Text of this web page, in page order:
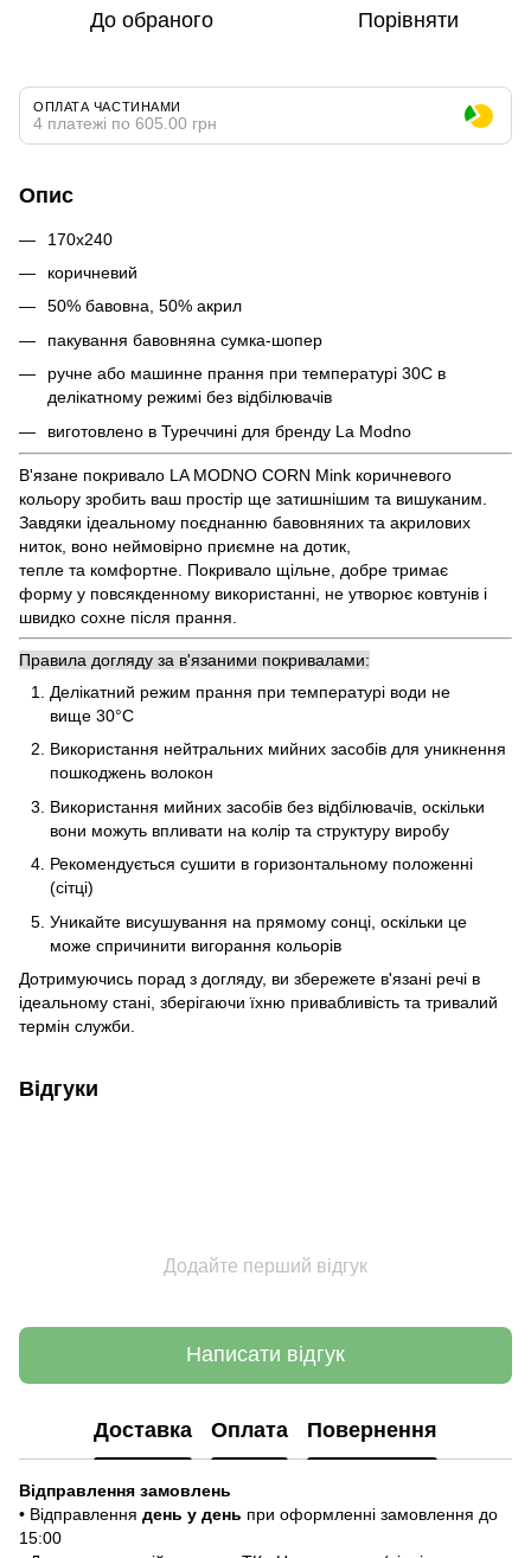
До обраного Порівняти
ОПЛАТА ЧАСТИНАМИ
4 платежі по 605.00 грн
Опис
170х240
коричневий
50% бавовна, 50% акрил
пакування бавовняна сумка-шопер
ручне або машинне прання при температурі 30С в
делікатному режимі без відбілювачів
виготовлено в Туреччині для бренду La Modno
В'язане покривало LA MODNO CORN Mink коричневого
кольору зробить ваш простір ще затишнішим та вишуканим.
Завдяки ідеальному поєднанню бавовняних та акрилових
ниток, воно неймовірно приємне на дотик,
тепле та комфортне. Покривало щільне, добре тримає
форму у повсякденному використанні, не утворює ковтунів і
швидко сохне після прання.
Правила догляду за в'язаними покривалами:
Делікатний режим прання при температурі води не
вище 30°C
Використання нейтральних мийних засобів для уникнення
пошкоджень волокон
Використання мийних засобів без відбілювачів, оскільки
вони можуть впливати на колір та структуру виробу
Рекомендується сушити в горизонтальному положенні
(сітці)
Уникайте висушування на прямому сонці, оскільки це
може спричинити вигорання кольорів
Дотримуючись порад з догляду, ви збережете в'язані речі в
ідеальному стані, зберігаючи їхню привабливість та тривалий
термін служби.
Відгуки
Додайте перший відгук
Написати відгук
Доставка Оплата Повернення
Відправлення замовлень
• Відправлення день у день при оформленні замовлення до
15:00